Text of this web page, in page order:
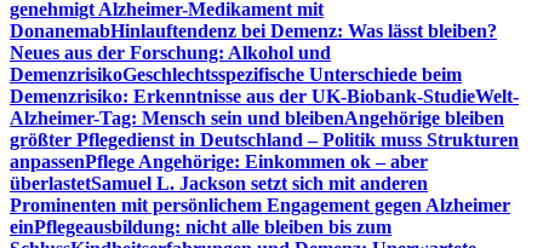
genehmigt Alzheimer-Medikament mit
DonanemabHinlauftendenz bei Demenz: Was lässt bleiben?
Neues aus der Forschung: Alkohol und
DemenzrisikoGeschlechtsspezifische Unterschiede beim
Demenzrisiko: Erkenntnisse aus der UK-Biobank-StudieWelt-
Alzheimer-Tag: Mensch sein und bleibenAngehörige bleiben
größter Pflegedienst in Deutschland – Politik muss Strukturen
anpassenPflege Angehörige: Einkommen ok – aber
überlastetSamuel L. Jackson setzt sich mit anderen
Prominenten mit persönlichem Engagement gegen Alzheimer
einPflegeausbildung: nicht alle bleiben bis zum